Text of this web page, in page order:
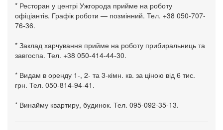
* Ресторан у центрі Ужгорода прийме на роботу
офіціантів. Графік роботи — позмінний. Тел. +38 050-707-
76-36.
* Заклад харчування прийме на роботу прибиральниць та
завгоспа. Тел. +38 050-414-44-30.
* Видам в оренду 1-, 2- та 3-кімн. кв. за ціною від 6 тис.
грн. Тел. 050-814-94-41.
* Винайму квартиру, будинок. Тел. 095-092-35-13.